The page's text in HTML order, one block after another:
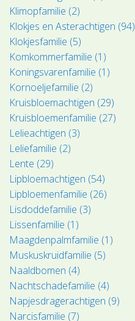
Klimopfamilie (2)
Klokjes en Asterachtigen (94)
Klokjesfamilie (5)
Komkommerfamilie (1)
Koningsvarenfamilie (1)
Kornoeljefamilie (2)
Kruisbloemachtigen (29)
Kruisbloemenfamilie (27)
Lelieachtigen (3)
Leliefamilie (2)
Lente (29)
Lipbloemachtigen (54)
Lipbloemenfamilie (26)
Lisdoddefamilie (3)
Lissenfamilie (1)
Maagdenpalmfamilie (1)
Muskuskruidfamilie (5)
Naaldbomen (4)
Nachtschadefamilie (4)
Napjesdragerachtigen (9)
Narcisfamilie (7)